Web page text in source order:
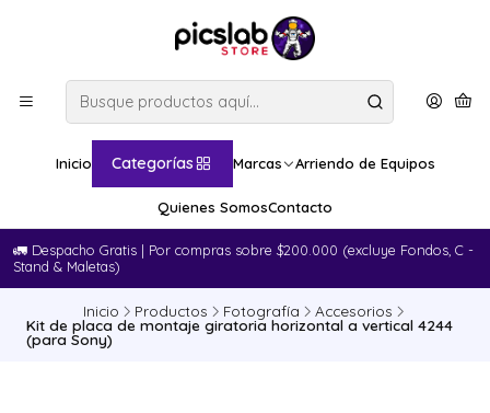
Inicio Categorías Marcas Arriendo de Equipos
Quienes SomosContacto
🚛​ Despacho Gratis | Por compras sobre $200.000 (excluye Fondos, C -
Stand & Maletas)
Inicio Productos Fotografía Accesorios
Kit de placa de montaje giratoria horizontal a vertical 4244
(para Sony)